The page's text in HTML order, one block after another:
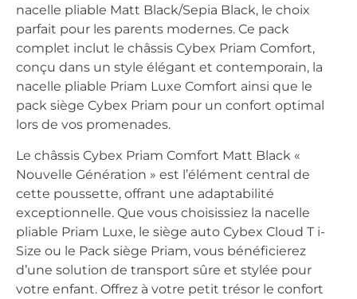
nacelle pliable Matt Black/Sepia Black, le choix
parfait pour les parents modernes. Ce pack
complet inclut le châssis Cybex Priam Comfort,
conçu dans un style élégant et contemporain, la
nacelle pliable Priam Luxe Comfort ainsi que le
pack siège Cybex Priam pour un confort optimal
lors de vos promenades.
Le châssis Cybex Priam Comfort Matt Black «
Nouvelle Génération » est l’élément central de
cette poussette, offrant une adaptabilité
exceptionnelle. Que vous choisissiez la nacelle
pliable Priam Luxe, le siège auto Cybex Cloud T i-
Size ou le Pack siège Priam, vous bénéficierez
d’une solution de transport sûre et stylée pour
votre enfant. Offrez à votre petit trésor le confort